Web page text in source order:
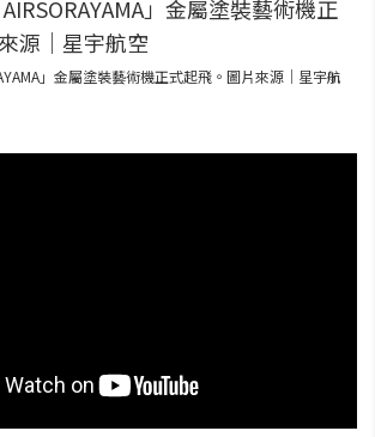
」金屬塗裝藝術機正式起飛。圖片來源｜星宇航